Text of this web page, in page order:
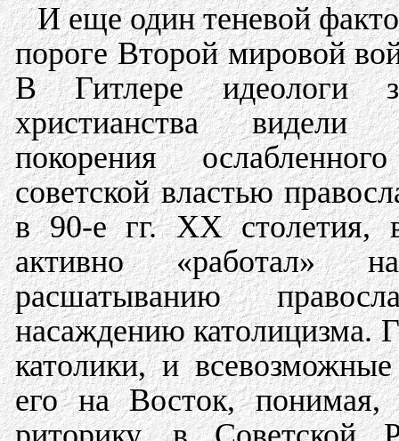
И еще один теневой
пороге Второй мировой
В Гитлере идеологи
христианства видели
покорения
советской властью
в 90-е гг. ХХ столетия,
активно «работал»
расшатыванию
насаждению католицизма.
католики, и
его на Восток, понимая,